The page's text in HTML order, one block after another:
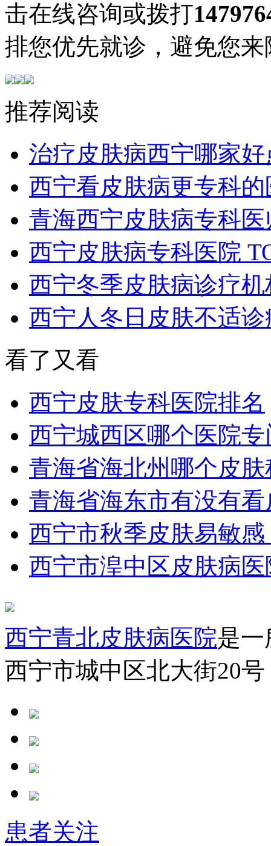
击在线咨询或拨打
排您优先就诊，避免您
推荐阅读
治疗皮肤病西宁哪家好
西宁看皮肤病更专科的
青海西宁皮肤病专科
西宁皮肤病专科医院
西宁冬季皮肤病诊疗
西宁人冬日皮肤不适
看了又看
西宁皮肤专科医院排名
西宁城西区哪个医院
青海省海北州哪个皮
青海省海东市有没有
西宁市秋季皮肤易敏
西宁市湟中区皮肤病
西宁青北皮肤病医院是
西宁市城中区北大街20
患者关注